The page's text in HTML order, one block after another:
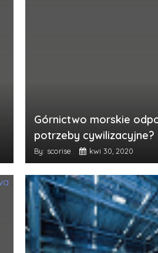
Górnictwo morskie
potrzeby cywilizacyjne?
By: scorise kwi 30, 2020